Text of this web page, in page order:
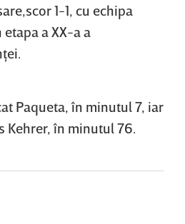
1-1, cu echipa
a XX-a a
Paqueta, în minutul 7, iar
Kehrer, în minutul 76.